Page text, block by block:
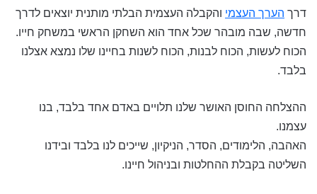
דרך הערך העצמי והקבלה העצמית הבלתי מותנית יוצאים לדרך
חדשה, שבה מובהר שכל אחד הוא השחקן הראשי במשחק חייו.
הכוח לעשות, הכוח לבנות, הכוח לשנות בחיינו שלו נמצא אצלנו
בלבד.
ההצלחה החוסן האושר שלנו תלויים באדם אחד בלבד, בנו
עצמנו.
האהבה, הלימודים, הסדר, הניקיון, שייכים לנו בלבד ובידנו
השליטה בקבלת ההחלטות ובניהול חיינו.